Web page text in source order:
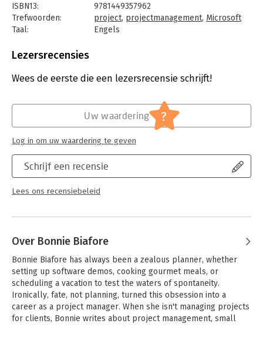
van projectmanager naar projectmeester.
ISBN13:
9781449357962
Trefwoorden:
project, projectmanagement, Microsoft
Taal:
Engels
Aantal pagina's:
Druk:
1
Projectmanagement
Lezersrecensies
Wees de eerste die een lezersrecensie schrijft!
Schrijf een recensie
Lees ons recensiebeleid
Uw waardering ?
Log in om uw waardering te geven
Over Bonnie Biafore
Bonnie Biafore has always been a zealous planner, whether
setting up software demos, cooking gourmet meals, or
scheduling a vacation to test the waters of spontaneity.
Ironically, fate, not planning, turned this obsession into a
career as a project manager. When she isn't managing projects
for clients, Bonnie writes about project management, small